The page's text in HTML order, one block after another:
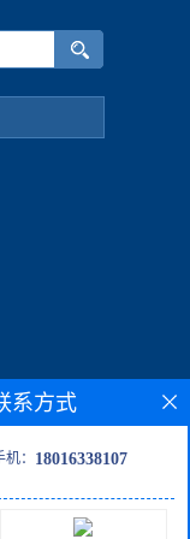
溴化硅(IV)
系方式
机： 18016338107